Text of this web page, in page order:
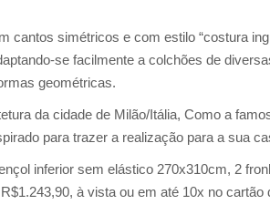
cantos simétricos e com estilo “costura
se facilmente a colchões de
geométricas.
da cidade de Milão/Itália, Como a
para trazer a realização para a sua
inferior sem elástico 270x310cm, 2
à vista ou em até 10x no cartão